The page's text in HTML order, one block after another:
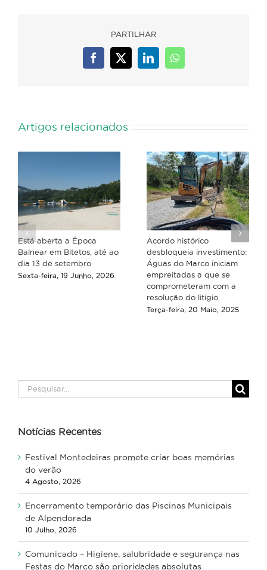
PARTILHAR
Facebook
X LinkedInWhatsApp
Artigos relacionados
Está aberta a Época
Balnear em Bitetos, até ao
dia 13 de setembro
Sexta-feira, 19 Junho, 2026
Acordo histórico
desbloqueia investimento:
Águas do Marco iniciam
empreitadas a que se
comprometeram com a
resolução do litígio
Terça-feira, 20 Maio, 2025
Pesquisar
Notícias Recentes
Festival Montedeiras promete criar boas memórias
do verão
4 Agosto, 2026
Encerramento temporário das Piscinas Municipais
de Alpendorada
10 Julho, 2026
Comunicado – Higiene, salubridade e segurança nas
Festas do Marco são prioridades absolutas